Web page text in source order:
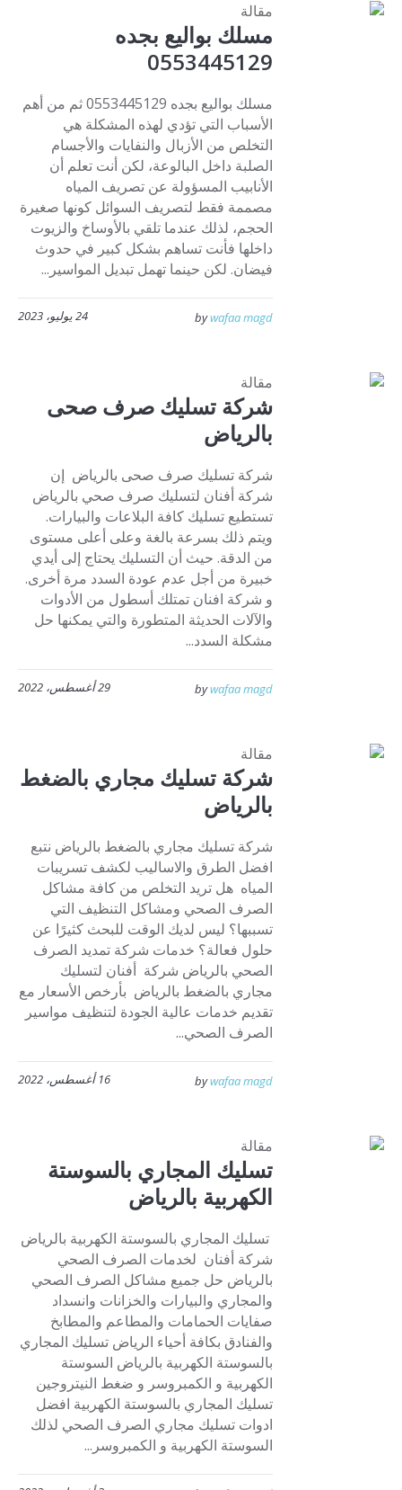
مقالة
مسلك بواليع بجده
0553445129
مسلك بواليع بجده 0553445129 ثم من أهم
الأسباب التي تؤدي لهذه المشكلة هي
التخلص من الأزبال والنفايات والأجسام
الصلبة داخل البالوعة، لكن أنت تعلم أن
الأنابيب المسؤولة عن تصريف المياه
مصممة فقط لتصريف السوائل كونها صغيرة
الحجم، لذلك عندما تلقي بالأوساخ والزيوت
داخلها فأنت تساهم بشكل كبير في حدوث
فيضان. لكن حينما تهمل تبديل المواسير...
24 يوليو، 2023 bywafaa magd
مقالة
شركة تسليك صرف صحى
بالرياض
شركة تسليك صرف صحى بالرياض إن
شركة أفنان لتسليك صرف صحي بالرياض
تستطيع تسليك كافة البلاعات والبيارات.
ويتم ذلك بسرعة بالغة وعلى أعلى مستوى
من الدقة. حيث أن التسليك يحتاج إلى أيدي
خبيرة من أجل عدم عودة السدد مرة أخرى.
و شركة افنان تمتلك أسطول من الأدوات
والآلات الحديثة المتطورة والتي يمكنها حل
مشكلة السدد...
29 أغسطس، 2022 bywafaa magd
مقالة
شركة تسليك مجاري بالضغط
بالرياض
شركة تسليك مجاري بالضغط بالرياض نتبع
افضل الطرق والاساليب لكشف تسريبات
المياه هل تريد التخلص من كافة مشاكل
الصرف الصحي ومشاكل التنظيف التي
تسببها؟ ليس لديك الوقت للبحث كثيرًا عن
حلول فعالة؟ خدمات شركة تمديد الصرف
الصحي بالرياض شركة أفنان لتسليك
مجاري بالضغط بالرياض بأرخص الأسعار مع
تقديم خدمات عالية الجودة لتنظيف مواسير
الصرف الصحي...
16 أغسطس، 2022 bywafaa magd
مقالة
تسليك المجاري بالسوستة
الكهربية بالرياض
تسليك المجاري بالسوستة الكهربية بالرياض
شركة أفنان لخدمات الصرف الصحي
بالرياض حل جميع مشاكل الصرف الصحي
والمجاري والبيارات والخزانات وانسداد
صفايات الحمامات والمطاعم والمطابخ
والفنادق بكافة أحياء الرياض تسليك المجاري
بالسوستة الكهربية بالرياض السوستة
الكهربية و الكمبروسر و ضغط النيتروجين
تسليك المجاري بالسوستة الكهربية افضل
ادوات تسليك مجاري الصرف الصحي لذلك
السوستة الكهربية و الكمبروسر...